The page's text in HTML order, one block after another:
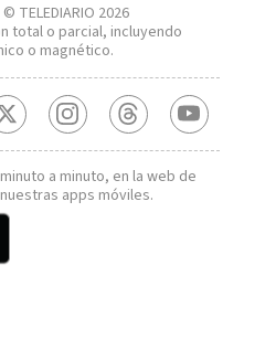
© TELEDIARIO 2026
total o parcial, incluyendo
o magnético.
a minuto, en la web de
apps móviles.